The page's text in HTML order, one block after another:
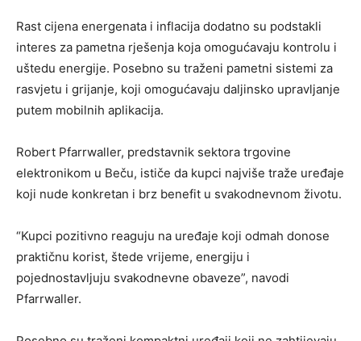
Rast cijena energenata i inflacija dodatno su podstakli
interes za pametna rješenja koja omogućavaju kontrolu i
uštedu energije. Posebno su traženi pametni sistemi za
rasvjetu i grijanje, koji omogućavaju daljinsko upravljanje
putem mobilnih aplikacija.
Robert Pfarrwaller, predstavnik sektora trgovine
elektronikom u Beču, ističe da kupci najviše traže uređaje
koji nude konkretan i brz benefit u svakodnevnom životu.
“Kupci pozitivno reaguju na uređaje koji odmah donose
praktičnu korist, štede vrijeme, energiju i
pojednostavljuju svakodnevne obaveze”, navodi
Pfarrwaller.